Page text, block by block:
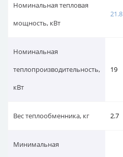
Номинальная тепловая
мощность, кВт
21.8
Номинальная
теплопроизводительность,
кВт
19
Вес теплообменника, кг 2.7
Минимальная